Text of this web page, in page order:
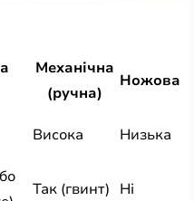
Механічна
(ручна)
Ножова
Висока Низька
Так (гвинт) Ні